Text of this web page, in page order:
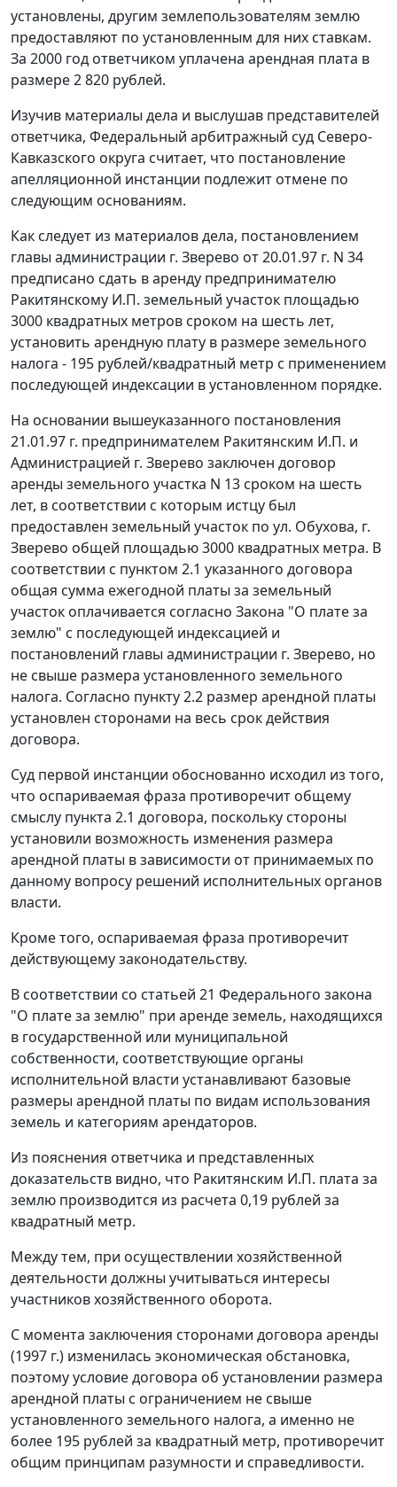
установлены, другим землепользователям землю
предоставляют по установленным для них ставкам.
За 2000 год ответчиком уплачена арендная плата в
размере 2 820 рублей.
Изучив материалы дела и выслушав представителей
ответчика, Федеральный арбитражный суд Северо-
Кавказского округа считает, что постановление
апелляционной инстанции подлежит отмене по
следующим основаниям.
Как следует из материалов дела, постановлением
главы администрации г. Зверево от 20.01.97 г. N 34
предписано сдать в аренду предпринимателю
Ракитянскому И.П. земельный участок площадью
3000 квадратных метров сроком на шесть лет,
установить арендную плату в размере земельного
налога - 195 рублей/квадратный метр с применением
последующей индексации в установленном порядке.
На основании вышеуказанного постановления
21.01.97 г. предпринимателем Ракитянским И.П. и
Администрацией г. Зверево заключен договор
аренды земельного участка N 13 сроком на шесть
лет, в соответствии с которым истцу был
предоставлен земельный участок по ул. Обухова, г.
Зверево общей площадью 3000 квадратных метра. В
соответствии с пунктом 2.1 указанного договора
общая сумма ежегодной платы за земельный
участок оплачивается согласно Закона "О плате за
землю" с последующей индексацией и
постановлений главы администрации г. Зверево, но
не свыше размера установленного земельного
налога. Согласно пункту 2.2 размер арендной платы
установлен сторонами на весь срок действия
договора.
Суд первой инстанции обоснованно исходил из того,
что оспариваемая фраза противоречит общему
смыслу пункта 2.1 договора, поскольку стороны
установили возможность изменения размера
арендной платы в зависимости от принимаемых по
данному вопросу решений исполнительных органов
власти.
Кроме того, оспариваемая фраза противоречит
действующему законодательству.
В соответствии со статьей 21 Федерального закона
"О плате за землю" при аренде земель, находящихся
в государственной или муниципальной
собственности, соответствующие органы
исполнительной власти устанавливают базовые
размеры арендной платы по видам использования
земель и категориям арендаторов.
Из пояснения ответчика и представленных
доказательств видно, что Ракитянским И.П. плата за
землю производится из расчета 0,19 рублей за
квадратный метр.
Между тем, при осуществлении хозяйственной
деятельности должны учитываться интересы
участников хозяйственного оборота.
С момента заключения сторонами договора аренды
(1997 г.) изменилась экономическая обстановка,
поэтому условие договора об установлении размера
арендной платы с ограничением не свыше
установленного земельного налога, а именно не
более 195 рублей за квадратный метр, противоречит
общим принципам разумности и справедливости.